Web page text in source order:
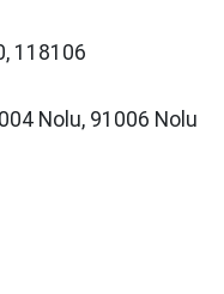
118106
Nolu, 91006 Nolu